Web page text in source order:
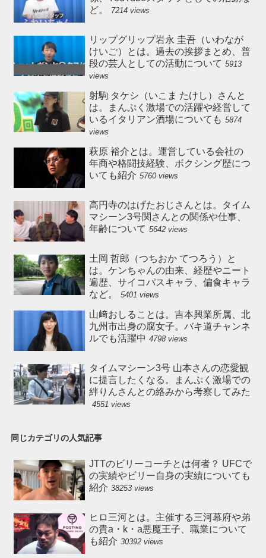
ど。
7214 views
リップグリップ岩永 圭吾（いわなが
けいご）とは。過去の挨拶まとめ、普
段の芸人としての活動について 5913
views
射駒 タケシ（いこま たけし）さんと
は。まんぷく激場での活躍や経営して
いるイタリアン酒場についても 5874
views
萩原 裕介とは。運営している会社の
年商や格闘技経験、ボクシング歴につ
いても紹介 5760 views
高円寺のはげたおじさんとは。タイム
マシーン3号関さんとの関係や仕事、
年齢について 5642 views
土岡 哲郎（つちおか てつろう）と
は。ケンちゃんの由来、経歴やニート
遍歴、サイコパスキャラ、偏食キャラ
など。
5401 views
山﨑おしることは。吉本興業所属、北
九州市出身の腐女子。バキ道チャンネ
ルでも活躍中 4798 views
タイムマシーン3号 山本さんの恋愛観
に提言したくなる。まんぷく激場での
絆りんさんとの絡みから考察してみた
4551 views
同じカテゴリの人気記事
JTTのビリーコーチとは何者？ UFCで
の実績やビリー自身の実績についても
紹介 38253 views
ヒロ三河とは。主催する三河幕府や弟
の貴a・k・a悪魔王子、職業について
も紹介 30392 views